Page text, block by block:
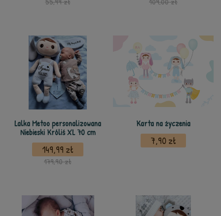
Lalka Metoo personalizowana
Niebieski Króliś XL 70 cm
149,99 zł
179,90 zł
Karta na życzenia
7,90 zł